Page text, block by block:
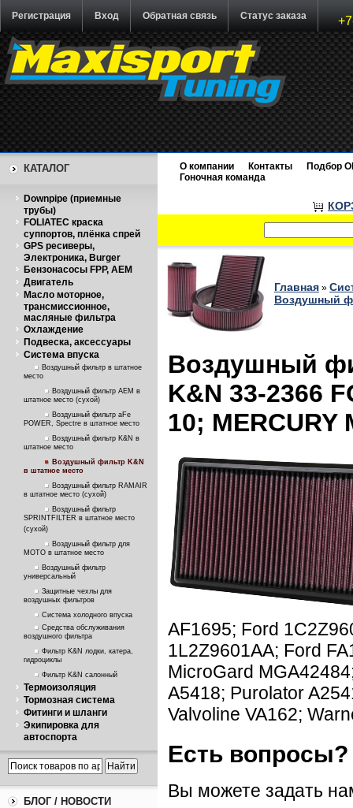
Регистрация Вход Обратная связь Статус заказа
КАТАЛОГ
Downpipe (приемные
трубы)
FOLIATEC краска
суппортов, плёнка спрей
GPS ресиверы,
Электроника, Burger
Бензонасосы FPP, AEM
Двигатель
Масло моторное,
трансмиссионное,
масляные фильтра
Охлаждение
Подвеска, аксессуары
Система впуска
Воздушный фильтр в штатное
место
Воздушный фильтр AEM в
штатное место (сухой)
Воздушный фильтр aFe
POWER, Spectre в штатное место
Воздушный фильтр K&N в
штатное место
Воздушный фильтр K&N
в штатное место
Воздушный фильтр RAMAIR
в штатное место (сухой)
Воздушный фильтр
SPRINTFILTER в штатное место
(сухой)
Воздушный фильтр для
МОТО в штатное место
Воздушный фильтр
универсальный
Защитные чехлы для
воздушных фильтров
Система холодного впуска
Средства обслуживания
воздушного фильтра
Фильтр K&N лодки, катера,
гидроциклы
Фильтр K&N салонный
Термоизоляция
Тормозная система
Фитинги и шланги
Экипировка для
автоспорта
БЛОГ / НОВОСТИ
О компании Контакты
Подбор
Гоночная команда
Главная »
Воздушный
Воздушный
K&N 33-2366
10; MERCURY
AF1695; Ford
1L2Z9601AA; Ford
MicroGard
A5418; Purolator
Valvoline VA162;
Есть вопросы?
Вы можете задать